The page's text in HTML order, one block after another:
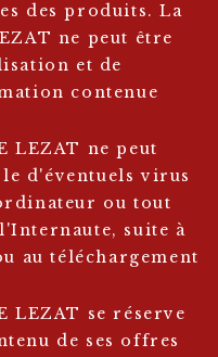
des produits. La
ne peut être
et de
contenue
LEZAT ne peut
d'éventuels virus
ou tout
suite à
au téléchargement
LEZAT se réserve
de ses offres